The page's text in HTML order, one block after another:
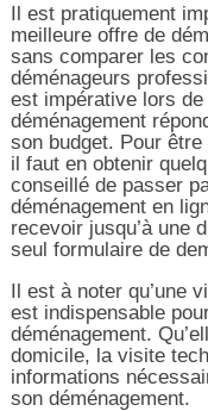
Il est pratiquement
meilleure offre de
sans comparer les
déménageurs
est impérative lors de
déménagement
son budget. Pour
il faut en obtenir
conseillé de passer
déménagement en
recevoir jusqu’à une
seul formulaire de
Il est à noter qu’une
est indispensable
déménagement.
domicile, la visite
informations
son déménagement.